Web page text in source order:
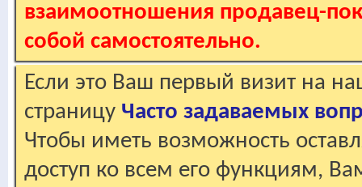
взаимоотношения продавец-
собой самостоятельно.
Если это Ваш первый визит на
страницу Часто задаваемых
Чтобы иметь возможность
доступ ко всем его функциям,